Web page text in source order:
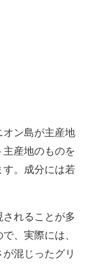
オン島が主産地
産地のものを
す。成分には若
れることが多
、実際には、
混じったグリ